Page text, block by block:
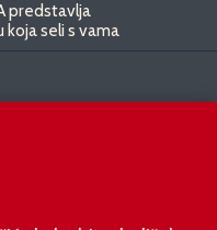
predstavlja
koja seli s vama
limuzinu veću od
domet do 1.000